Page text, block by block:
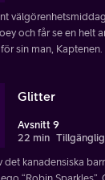
och får se en helt
sin man, Kaptenen.
Glitter
Avsnitt 9
22 min
det kanadensiska